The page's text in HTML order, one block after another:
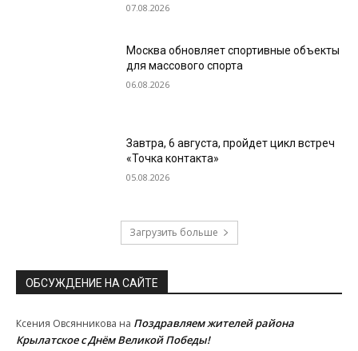
07.08.2026
Москва обновляет спортивные объекты
для массового спорта
06.08.2026
Завтра, 6 августа, пройдет цикл встреч
«Точка контакта»
05.08.2026
Загрузить больше
ОБСУЖДЕНИЕ НА САЙТЕ
Ксения Овсянникова на Поздравляем жителей района
Крылатское с Днём Великой Победы!